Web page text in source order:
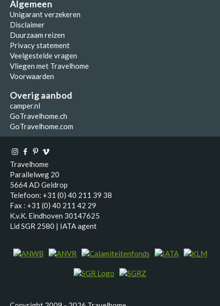
Algemeen
Unigarant verzekeren
Disclaimer
Duurzaam reizen
Privacy statement
Veelgestelde vragen
Vliegen met Travelhome
Voorwaarden
Overig aanbod
camper.nl
GoTravelhome.ch
GoTravelhome.com
Travelhome
Parallelweg 20
5664 AD Geldrop
Telefoon: +31 (0) 40 211 39 38
Fax : +31 (0) 40 211 42 29
K.v.K. Eindhoven 30147625
Lid SGR 2580 | IATA agent